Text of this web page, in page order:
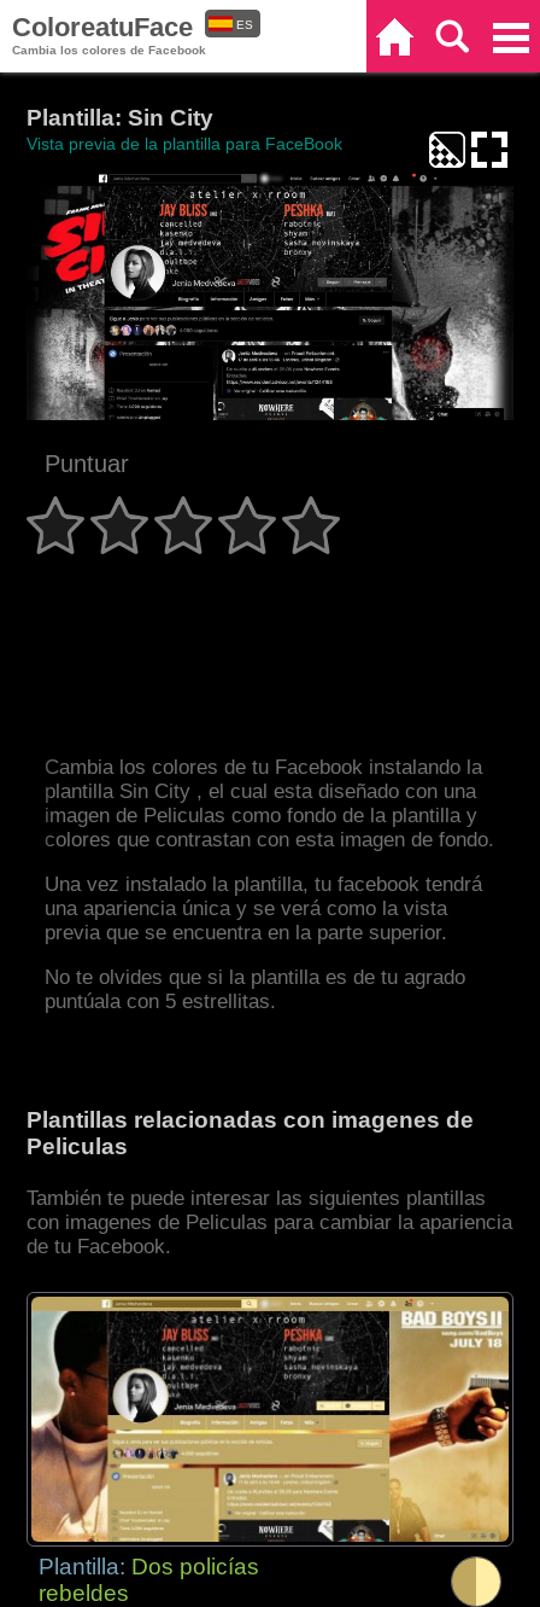
ColoreatuFace
Cambia los colores de Facebook
ES
Plantilla: Sin City
Vista previa de la plantilla para FaceBook
Puntuar
Cambia los colores de tu Facebook instalando la
plantilla Sin City , el cual esta diseñado con una
imagen de Peliculas como fondo de la plantilla y
colores que contrastan con esta imagen de fondo.
Una vez instalado la plantilla, tu facebook tendrá
una apariencia única y se verá como la vista
previa que se encuentra en la parte superior.
No te olvides que si la plantilla es de tu agrado
puntúala con 5 estrellitas.
Plantillas relacionadas con imagenes de
Peliculas
También te puede interesar las siguientes plantillas
con imagenes de Peliculas para cambiar la apariencia
de tu Facebook.
Plantilla: Dos policías
rebeldes